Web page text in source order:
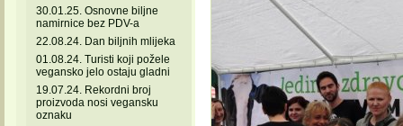
30.01.25. Osnovne biljne
namirnice bez PDV-a
22.08.24. Dan biljnih mlijeka
01.08.24. Turisti koji požele
vegansko jelo ostaju gladni
19.07.24. Rekordni broj
proizvoda nosi vegansku
oznaku